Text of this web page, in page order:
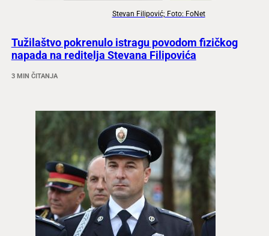
Stevan Filipović; Foto: FoNet
Tužilaštvo pokrenulo istragu povodom fizičkog
napada na reditelja Stevana Filipovića
3 MIN ČITANJA